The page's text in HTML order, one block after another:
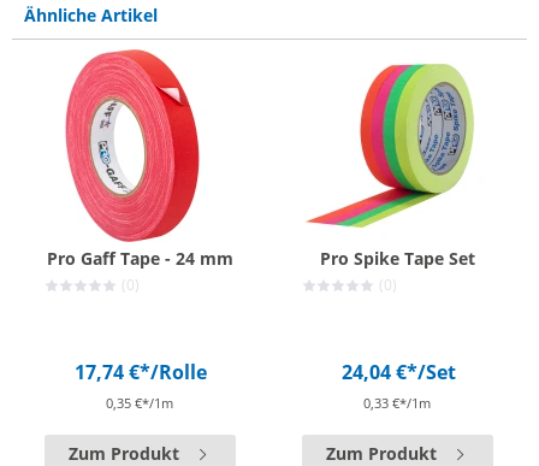
Ähnliche Artikel
Pro Gaff Tape - 24 mm
(0)
17,74 €*/Rolle
0,35 €*/1m
Zum Produkt
Pro Spike Tape Set
(0)
24,04 €*/Set
0,33 €*/1m
Zum Produkt